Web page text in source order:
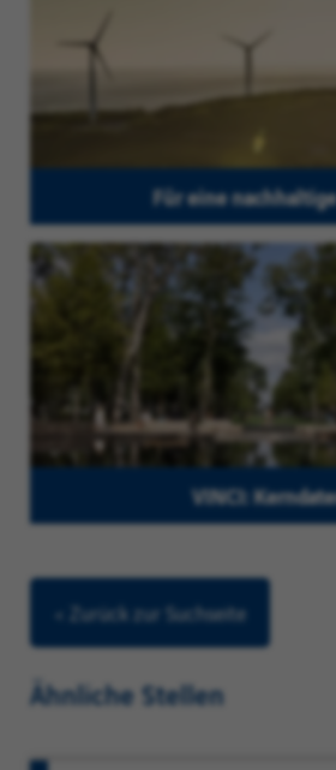
Für eine
VINCI:
< Zurück zur Suchseite
Ähnliche Stellen